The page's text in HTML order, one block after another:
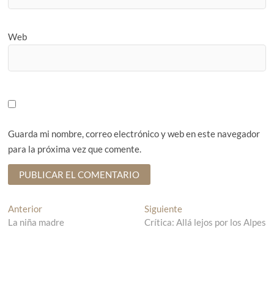
Web
Guarda mi nombre, correo electrónico y web en este navegador
para la próxima vez que comente.
N
a
Anterior
n
La niña madre
SiguienteE
n
Crítica: Allá lejos por los Alpes